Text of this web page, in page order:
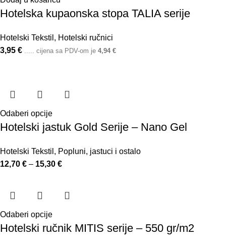
Hotelska kupaonska stopa TALIA serije
Hotelski Tekstil , Hotelski ručnici
3,95 € ..... cijena sa PDV-om je 4,94 €
Odaberi opcije
Hotelski jastuk Gold Serije – Nano Gel
Hotelski Tekstil , Popluni, jastuci i ostalo
12,70 € – 15,30 €
Odaberi opcije
Hotelski ručnik MITIS serije – 550 gr/m2